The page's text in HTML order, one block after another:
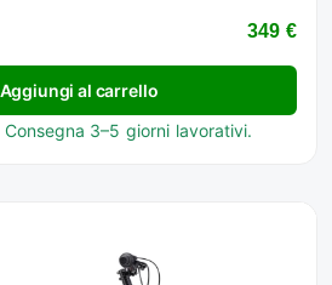
349 €
Aggiungi al carrello
3–5 giorni lavorativi.